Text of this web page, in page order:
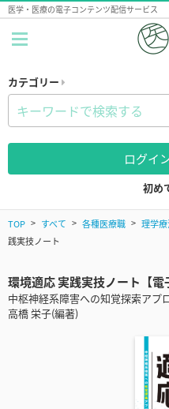
医学・医療の電子コンテンツ配信サービス
カテゴリー
ログイ
初め
TOP すべて 各種医療職 理学
践実技ノート
環境適応 実践実技ノート【電
中枢神経系障害への知覚探索アプ
高橋 栄子(編著)